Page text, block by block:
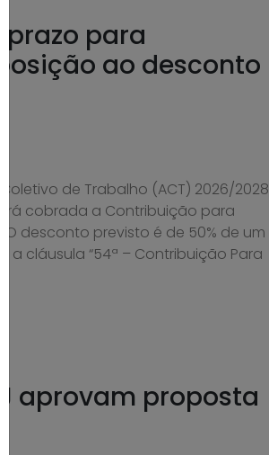
prazo para
ao desconto
de Trabalho (ACT) 2026/2028
cobrada a Contribuição para
desconto previsto é de 50% de um
cláusula “54ª – Contribuição Para
aprovam proposta